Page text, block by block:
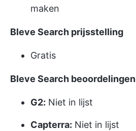
maken
Bleve Search prijsstelling
Gratis
Bleve Search
G2: Niet in lijst
Capterra: Niet in lijst